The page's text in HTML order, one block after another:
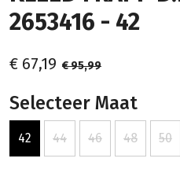
2653416 - 42
€ 67,19 € 95,99
Selecteer Maat
42 44 46 48 50